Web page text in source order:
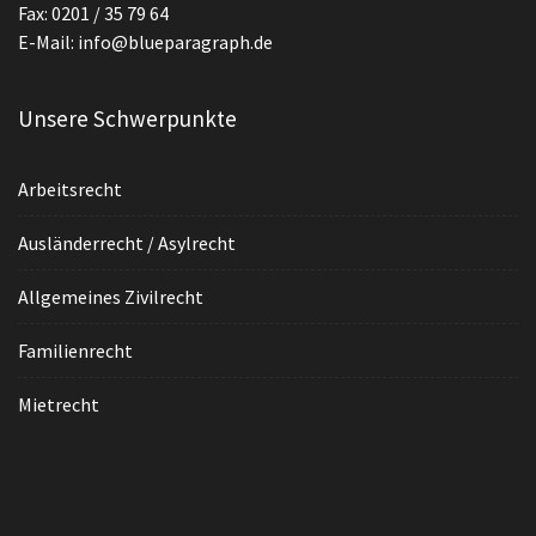
Fax: 0201 / 35 79 64
E-Mail: info@blueparagraph.de
Unsere Schwerpunkte
Arbeitsrecht
Ausländerrecht / Asylrecht
Allgemeines Zivilrecht
Familienrecht
Mietrecht